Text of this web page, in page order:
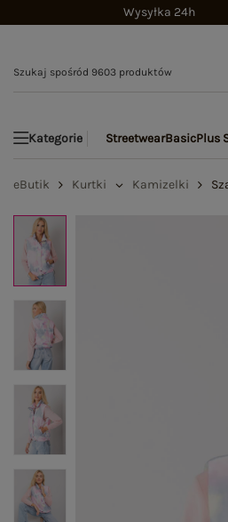
Wysyłka 24h
Kategorie StreetwearBasicPlus
eButik Kurtki Kamizelki